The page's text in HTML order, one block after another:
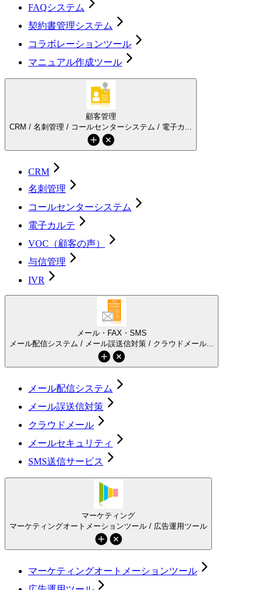
FAQシステム
契約書管理システム
コラボレーションツール
マニュアル作成ツール
顧客管理
CRM / 名刺管理 / コールセンターシステム / 電子カ...
CRM
名刺管理
コールセンターシステム
電子カルテ
VOC（顧客の声）
与信管理
IVR
メール・FAX・SMS
メール配信システム / メール誤送信対策 / クラウドメール...
メール配信システム
メール誤送信対策
クラウドメール
メールセキュリティ
SMS送信サービス
マーケティング
マーケティングオートメーションツール / 広告運用ツール
マーケティングオートメーションツール